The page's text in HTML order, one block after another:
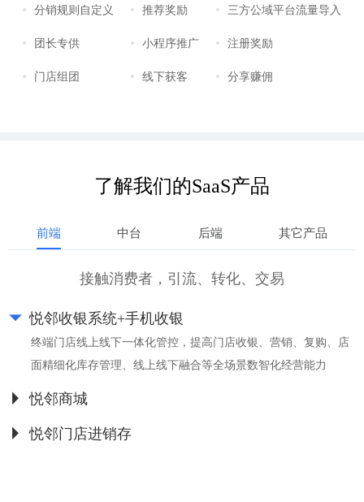
分销规则自定义
团长专供
门店组团
推荐奖励
小程序推广
线下获客
三方公域平台流量导入
注册奖励
分享赚佣
了解我们的SaaS产品
前端 中台 后端 其它产品
接触消费者，引流、转化、交易
悦邻收银系统+手机收银
终端门店线上线下一体化管控，提高门店收银、营销、复购、店
面精细化库存管理、线上线下融合等全场景数智化经营能力
悦邻商城
悦邻门店进销存